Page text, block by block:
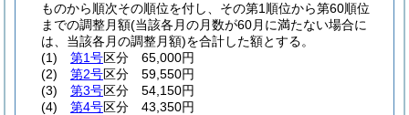
ものから順次その順位を付し、その第1順位から第60順位
までの調整月額(当該各月の月数が60月に満たない場合に
は、当該各月の調整月額)を合計した額とする。
(1)
第1号区分 65,000円
(2)
第2号区分 59,550円
(3)
第3号区分 54,150円
(4)
第4号区分 43,350円